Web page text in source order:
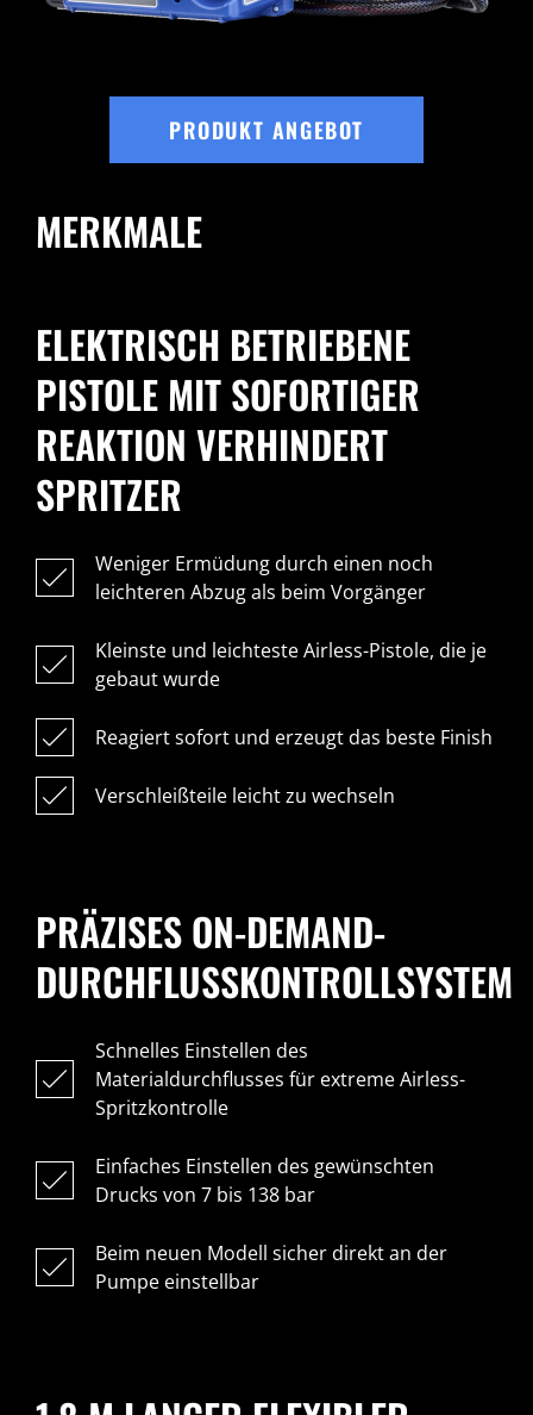
PRODUKT ANGEBOT
MERKMALE
ELEKTRISCH BETRIEBENE
PISTOLE MIT SOFORTIGER
REAKTION VERHINDERT
SPRITZER
Weniger Ermüdung durch einen noch
leichteren Abzug als beim Vorgänger
Kleinste und leichteste Airless-Pistole, die je
gebaut wurde
Reagiert sofort und erzeugt das beste Finish
Verschleißteile leicht zu wechseln
PRÄZISES ON-DEMAND-
DURCHFLUSSKONTROLLSYSTEM
Schnelles Einstellen des
Materialdurchflusses für extreme Airless-
Spritzkontrolle
Einfaches Einstellen des gewünschten
Drucks von 7 bis 138 bar
Beim neuen Modell sicher direkt an der
Pumpe einstellbar